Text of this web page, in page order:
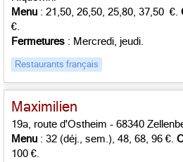
Menu : 21,50, 26,50, 25,80, 37,50 €.
€.
Fermetures : Mercredi, jeudi.
Restaurants français
Maximilien
19a, route d'Ostheim - 68340
Menu : 32 (déj., sem.), 48, 68, 96 €.
100 €.